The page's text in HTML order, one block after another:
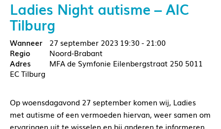
Ladies Night autisme – AIC
Tilburg
27 september 2023 19:30 - 21:00
Noord-Brabant
MFA de Symfonie Eilenbergstraat 250 5011
EC Tilburg
Op woensdagavond 27 september komen wij, Ladies
met autisme of een vermoeden hiervan, weer samen om
ervaringen uit te wisselen en bij anderen te informeren